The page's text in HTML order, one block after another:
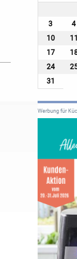
3
4
10
11
17
24
31
Werbung für